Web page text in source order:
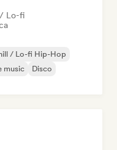
Lo-fi
/ Lo-fi Hip-Hop
music
Disco